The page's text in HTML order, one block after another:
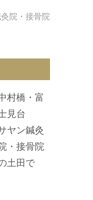
院・接骨院
村橋・富
見台
ヤン鍼灸
・接骨院
土田で